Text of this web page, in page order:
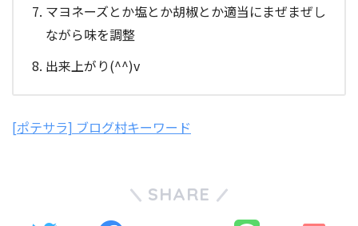
マヨネーズとか塩とか胡椒とか適当にまぜまぜし
ながら味を調整
出来上がり(^^)v
[ポテサラ] ブログ村キーワード
SHARE